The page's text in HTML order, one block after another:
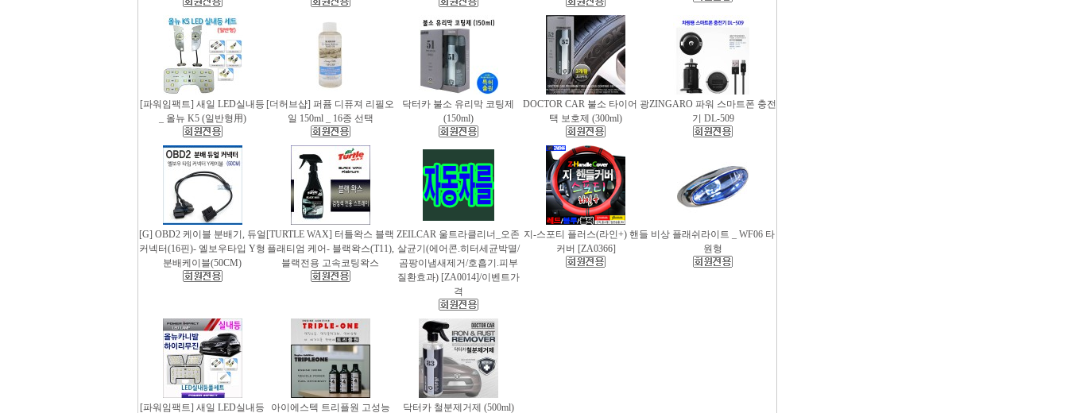
[파워임팩트] 새일 LED실내등
_ 올뉴 K5 (일반형用)
[더허브샵] 퍼퓸 디퓨져 리필오
일 150ml _ 16종 선택
닥터카 불소 유리막 코팅제
(150ml)
DOCTOR CAR 불소 타이어 광
택 보호제 (300ml)
ZINGARO 파워 스마트폰 충전
기 DL-509
[G] OBD2 케이블 분배기, 듀얼
커넥터(16핀)- 엘보우타입 Y형
분배케이블(50CM)
[TURTLE WAX] 터틀왁스 블랙
플래티엄 케어- 블랙왁스(T11),
블랙전용 고속코팅왁스
ZEILCAR 울트라클리너_오존
살균기(에어콘.히터세균박멸/
곰팡이냄새제거/호흡기.피부
질환효과) [ZA0014]/이벤트가
격
지-스포티 플러스(라인+) 핸들
커버 [ZA0366]
비상 플래쉬라이트 _ WF06 타
원형
[파워임팩트] 새일 LED실내등 아이에스텍 트리플원 고성능 닥터카 철분제거제 (500ml)